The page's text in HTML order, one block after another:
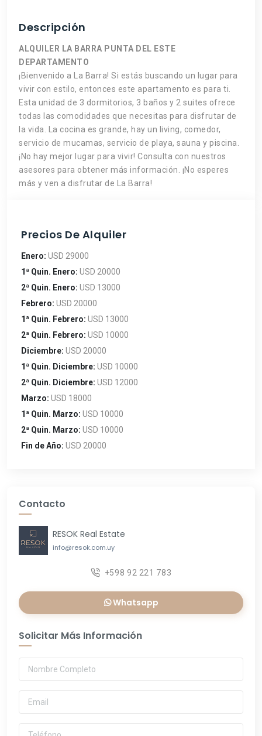
Descripción
ALQUILER LA BARRA PUNTA DEL ESTE
DEPARTAMENTO
¡Bienvenido a La Barra! Si estás buscando un lugar para
vivir con estilo, entonces este apartamento es para ti.
Esta unidad de 3 dormitorios, 3 baños y 2 suites ofrece
todas las comodidades que necesitas para disfrutar de
la vida. La cocina es grande, hay un living, comedor,
servicio de mucamas, servicio de playa, sauna y piscina.
¡No hay mejor lugar para vivir! Consulta con nuestros
asesores para obtener más información. ¡No esperes
más y ven a disfrutar de La Barra!
Precios De Alquiler
Enero: USD 29000
1ª Quin. Enero: USD 20000
2ª Quin. Enero: USD 13000
Febrero: USD 20000
1ª Quin. Febrero: USD 13000
2ª Quin. Febrero: USD 10000
Diciembre: USD 20000
1ª Quin. Diciembre: USD 10000
2ª Quin. Diciembre: USD 12000
Marzo: USD 18000
1ª Quin. Marzo: USD 10000
2ª Quin. Marzo: USD 10000
Fin de Año: USD 20000
Contacto
RESOK Real Estate
info@resok.com.uy
+598 92 221 783
Whatsapp
Solicitar Más Información